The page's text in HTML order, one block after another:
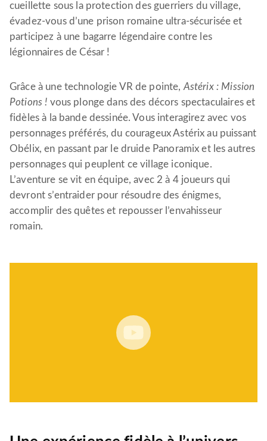
cueillette sous la protection des guerriers du village,
évadez-vous d’une prison romaine ultra-sécurisée et
participez à une bagarre légendaire contre les
légionnaires de César !
Grâce à une technologie VR de pointe,Astérix : Mission
Potions ! vous plonge dans des décors spectaculaires et
fidèles à la bande dessinée. Vous interagirez avec vos
personnages préférés, du courageux Astérix au puissant
Obélix, en passant par le druide Panoramix et les autres
personnages qui peuplent ce village iconique.
L’aventure se vit en équipe, avec 2 à 4 joueurs qui
devront s’entraider pour résoudre des énigmes,
accomplir des quêtes et repousser l’envahisseur
romain.